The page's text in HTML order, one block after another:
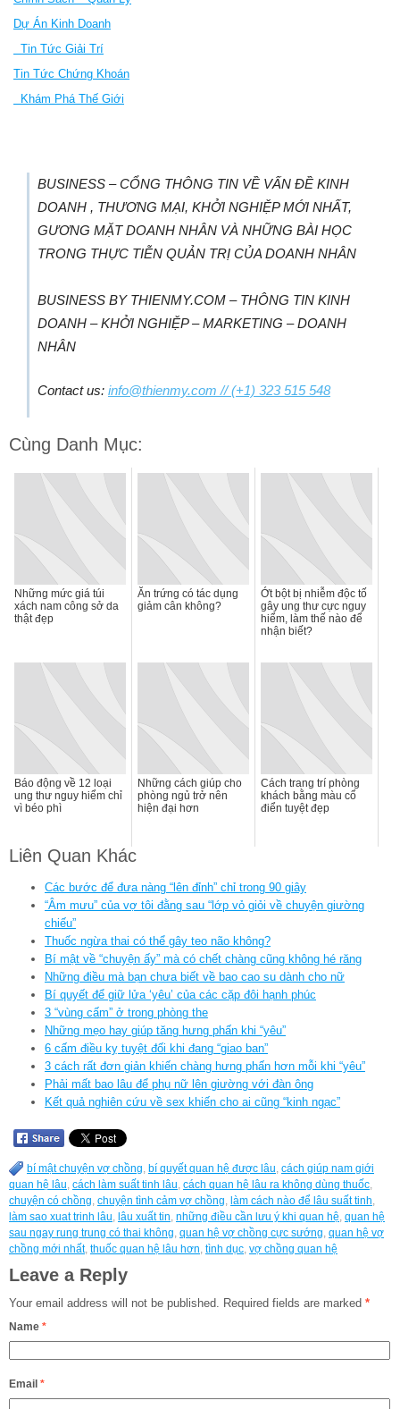
Dự Án Kinh Doanh
Tin Tức Giải Trí
Tin Tức Chứng Khoán
Khám Phá Thế Giới
BUSINESS – CỔNG THÔNG TIN VỀ VẤN ĐỀ KINH
DOANH , THƯƠNG MẠI, KHỞI NGHIỆP MỚI NHẤT,
GƯƠNG MẶT DOANH NHÂN VÀ NHỮNG BÀI HỌC
TRONG THỰC TIỄN QUẢN TRỊ CỦA DOANH NHÂN
BUSINESS BY THIENMY.COM – THÔNG TIN KINH
DOANH – KHỞI NGHIỆP – MARKETING – DOANH
NHÂN
Contact us: info@thienmy.com // (+1) 323 515 548
Cùng Danh Mục:
Những mức giá túi
xách nam công sở da
thật đẹp
Ăn trứng có tác dụng
giảm cân không?
Ớt bột bị nhiễm độc tố
gây ung thư cực nguy
hiểm, làm thế nào để
nhận biết?
Báo động về 12 loại
ung thư nguy hiểm chỉ
vì béo phì
Những cách giúp cho
phòng ngủ trở nên
hiện đại hơn
Cách trang trí phòng
khách bằng màu cổ
điển tuyệt đẹp
Liên Quan Khác
Các bước để đưa nàng “lên đỉnh” chỉ trong 90 giây
“Âm mưu” của vợ tôi đằng sau “lớp vỏ giỏi về chuyện giường
chiếu”
Thuốc ngừa thai có thể gây teo não không?
Bí mật về “chuyện ấy” mà có chết chàng cũng không hé răng
Những điều mà bạn chưa biết về bao cao su dành cho nữ
Bí quyết để giữ lửa ‘yêu’ của các cặp đôi hạnh phúc
3 “vùng cấm” ở trong phòng the
Những mẹo hay giúp tăng hưng phấn khi “yêu”
6 cấm điều kỵ tuyệt đối khi đang “giao ban”
3 cách rất đơn giản khiến chàng hưng phấn hơn mỗi khi “yêu”
Phải mất bao lâu để phụ nữ lên giường với đàn ông
Kết quả nghiên cứu về sex khiến cho ai cũng “kinh ngạc”
bí mật chuyện vợ chồng, bí quyết quan hệ được lâu, cách giúp nam giới
quan hệ lâu, cách làm suất tinh lâu, cách quan hệ lâu ra không dùng thuốc,
chuyện có chồng, chuyện tình cảm vợ chồng, làm cách nào để lâu suất tinh,
làm sao xuat trinh lâu, lâu xuất tin, những điều cần lưu ý khi quan hệ, quan hệ
sau ngay rung trung có thai không, quan hệ vợ chồng cực sướng, quan hệ vợ
chồng mới nhất, thuốc quan hệ lâu hơn, tình dục, vợ chồng quan hệ
Leave a Reply
Your email address will not be published. Required fields are marked *
Name *
Email *